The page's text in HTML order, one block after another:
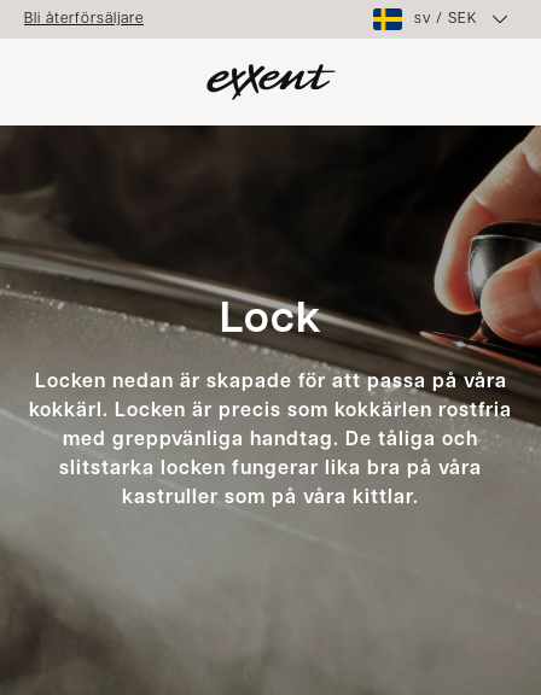
Bli återförsäljare sv / SEK
Lock
Locken nedan är skapade för att passa på våra
kokkärl. Locken är precis som kokkärlen rostfria
med greppvänliga handtag. De tåliga och
slitstarka locken fungerar lika bra på våra
kastruller som på våra kittlar.